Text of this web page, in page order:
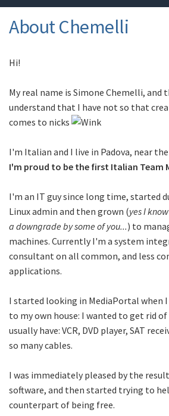
About Chemelli
Hi!
My real name is Simone Chemelli, and
understand that I have not so that
comes to nicks
I'm Italian and I live in Padova, near
I'm proud to be the first Italian Team
I'm an IT guy since long time, started
Linux admin and then grown (yes I
a downgrade by some of you...) to
machines. Currently I'm a system
consultant on all common, and less
applications.
I started looking in MediaPortal when
to my own house: I wanted to get rid
usually have: VCR, DVD player, SAT
so many cables.
I was immediately pleased by the
software, and then started trying to
counterpart of being free.